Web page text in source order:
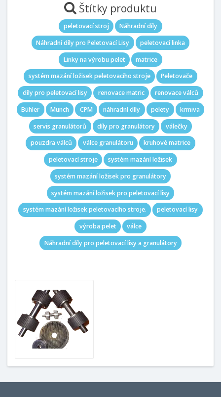
Štítky produktu
peletovací stroj
Náhradní díly
Náhradní díly pro Peletovací Lisy
peletovací linka
Linky na výrobu pelet
matrice
systém mazání ložisek peletovacího stroje
Peletovače
díly pro peletovací lisy
renovace matric
renovace válců
Bühler
Münch CPM náhradní díly pelety
krmiva
servis granulátorů
díly pro granulátory
válečky
pouzdra válců
válce granulátoru
kruhové matrice
peletovací stroje
systém mazání ložisek
systém mazání ložisek pro granulátory
systém mazání ložisek pro peletovací lisy
systém mazání ložisek peletovacího stroje.
peletovací lisy
výroba pelet
válce
Náhradní díly pro peletovací lisy a granulátory